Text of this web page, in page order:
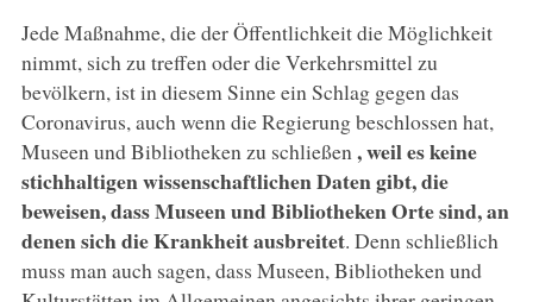
Jede Maßnahme, die der Öffentlichkeit die Möglichkeit
nimmt, sich zu treffen oder die Verkehrsmittel zu
bevölkern, ist in diesem Sinne ein Schlag gegen das
Coronavirus, auch wenn die Regierung beschlossen hat,
Museen und Bibliotheken zu schließen , weil es keine
stichhaltigen wissenschaftlichen Daten gibt, die
beweisen, dass Museen und Bibliotheken Orte sind, an
denen sich die Krankheit ausbreitet. Denn schließlich
muss man auch sagen, dass Museen, Bibliotheken und